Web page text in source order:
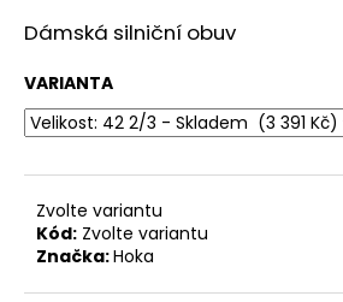
Dámská silniční obuv
VARIANTA
Zvolte variantu
Kód: Zvolte variantu
Značka:Hoka
D
o
p